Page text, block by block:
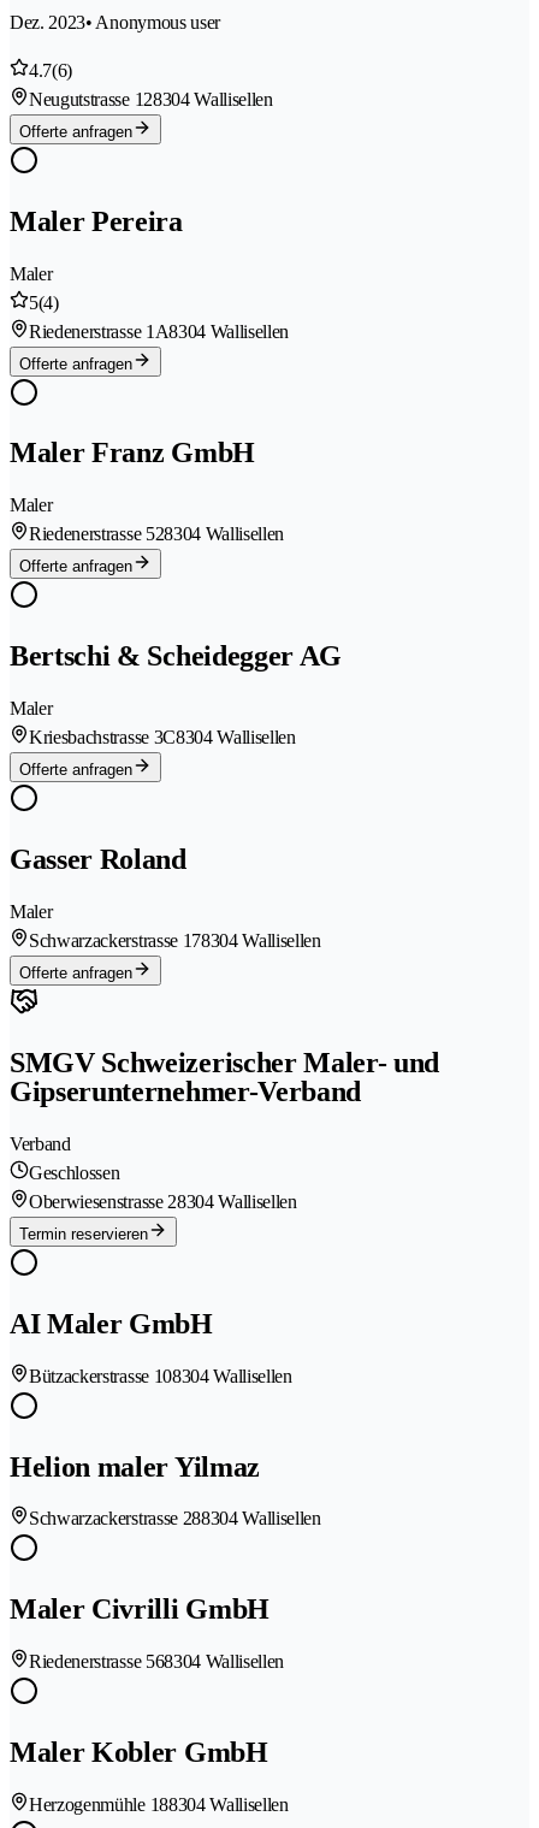
Dez. 2023• Anonymous user
4.7(6)
Neugutstrasse 128304 Wallisellen
Offerte anfragen
Maler Pereira
Maler
5(4)
Riedenerstrasse 1A8304 Wallisellen
Offerte anfragen
Maler Franz GmbH
Maler
Riedenerstrasse 528304 Wallisellen
Offerte anfragen
Bertschi & Scheidegger AG
Maler
Kriesbachstrasse 3C8304 Wallisellen
Offerte anfragen
Gasser Roland
Maler
Schwarzackerstrasse 178304 Wallisellen
Offerte anfragen
SMGV Schweizerischer Maler- und
Gipserunternehmer-Verband
Verband
Geschlossen
Oberwiesenstrasse 28304 Wallisellen
Termin reservieren
AI Maler GmbH
Bützackerstrasse 108304 Wallisellen
Helion maler Yilmaz
Schwarzackerstrasse 288304 Wallisellen
Maler Civrilli GmbH
Riedenerstrasse 568304 Wallisellen
Maler Kobler GmbH
Herzogenmühle 188304 Wallisellen